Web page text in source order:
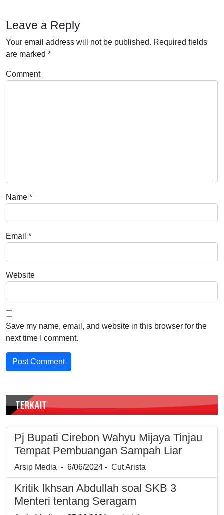
Leave a Reply
Your email address will not be published. Required fields
are marked *
Comment
Name *
Email *
Website
Save my name, email, and website in this browser for the
next time I comment.
TERKAIT
Pj Bupati Cirebon Wahyu Mijaya Tinjau
Tempat Pembuangan Sampah Liar
Arsip Media - 6/06/2024 - Cut Arista
Kritik Ikhsan Abdullah soal SKB 3
Menteri tentang Seragam